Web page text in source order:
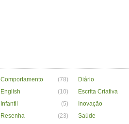
Comportamento (78) Diário
English (10) Escrita Criativa
Infantil (5) Inovação
Resenha (23) Saúde